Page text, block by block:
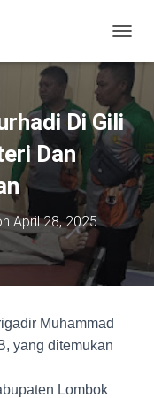
Di Gili
Dan
April 28, 2025
Muhammad
yang ditemukan
Lombok